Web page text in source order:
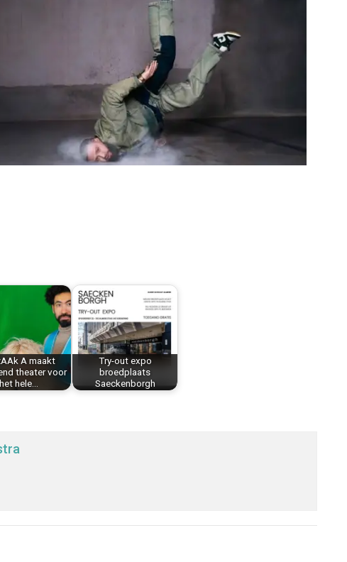
A maakt
theater voor
het hele…
Try-out expo
broedplaats
Saeckenborgh